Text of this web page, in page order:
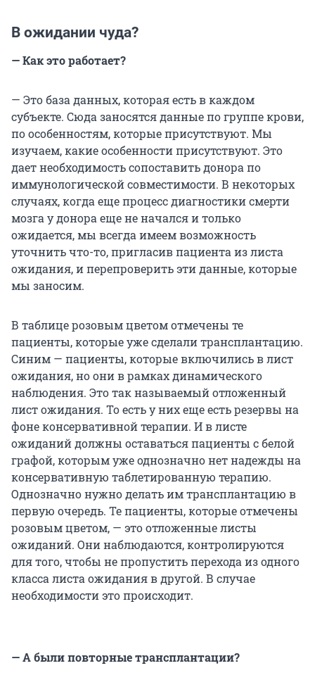
В ожидании чуда?
— Как это работает?
— Это база данных, которая есть в каждом
субъекте. Сюда заносятся данные по группе крови,
по особенностям, которые присутствуют. Мы
изучаем, какие особенности присутствуют. Это
дает необходимость сопоставить донора по
иммунологической совместимости. В некоторых
случаях, когда еще процесс диагностики смерти
мозга у донора еще не начался и только
ожидается, мы всегда имеем возможность
уточнить что-то, пригласив пациента из листа
ожидания, и перепроверить эти данные, которые
мы заносим.
В таблице розовым цветом отмечены те
пациенты, которые уже сделали трансплантацию.
Синим — пациенты, которые включились в лист
ожидания, но они в рамках динамического
наблюдения. Это так называемый отложенный
лист ожидания. То есть у них еще есть резервы на
фоне консервативной терапии. И в листе
ожиданий должны оставаться пациенты с белой
графой, которым уже однозначно нет надежды на
консервативную таблетированную терапию.
Однозначно нужно делать им трансплантацию в
первую очередь. Те пациенты, которые отмечены
розовым цветом, — это отложенные листы
ожиданий. Они наблюдаются, контролируются
для того, чтобы не пропустить перехода из одного
класса листа ожидания в другой. В случае
необходимости это происходит.
— А были повторные трансплантации?